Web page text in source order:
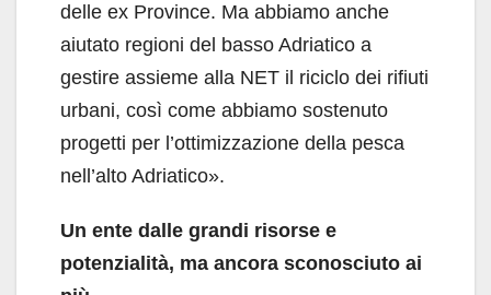
delle ex Province. Ma abbiamo anche
aiutato regioni del basso Adriatico a
gestire assieme alla NET il riciclo dei rifiuti
urbani, così come abbiamo sostenuto
progetti per l’ottimizzazione della pesca
nell’alto Adriatico».
Un ente dalle grandi risorse e
potenzialità, ma ancora sconosciuto ai